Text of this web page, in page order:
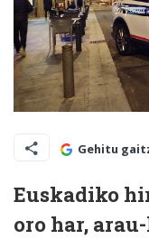
Gehitu
Euskadiko
oro har,